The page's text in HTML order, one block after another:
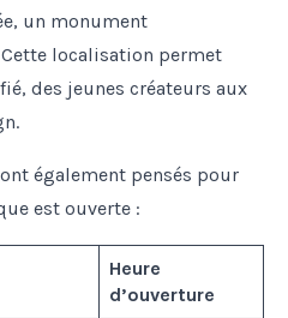
un monument
localisation permet
des jeunes créateurs aux
également pensés pour
est ouverte :
Heure
d’ouverture